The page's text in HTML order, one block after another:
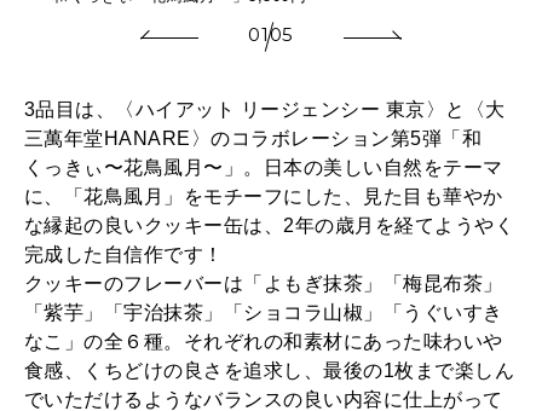
0105
3品目は、〈ハイアット リージェンシー 東京〉と〈大
三萬年堂HANARE〉のコラボレーション第5弾「和
くっきぃ〜花鳥風月〜」。日本の美しい自然をテーマ
に、「花鳥風月」をモチーフにした、見た目も華やか
な縁起の良いクッキー缶は、2年の歳月を経てようやく
完成した自信作です！
クッキーのフレーバーは「よもぎ抹茶」「梅昆布茶」
「紫芋」「宇治抹茶」「ショコラ山椒」「うぐいすき
なこ」の全６種。それぞれの和素材にあった味わいや
食感、くちどけの良さを追求し、最後の1枚まで楽しん
でいただけるようなバランスの良い内容に仕上がって